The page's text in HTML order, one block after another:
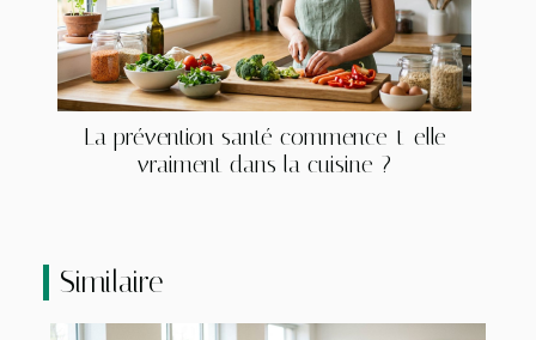
La prévention santé commence-t-elle
vraiment dans la cuisine ?
Similaire